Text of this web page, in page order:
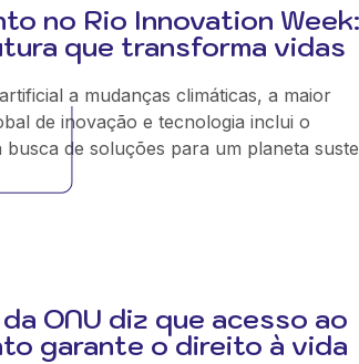
no Rio Innovation Week:
que transforma vidas
a mudanças climáticas, a maior
de inovação e tecnologia inclui o
busca de soluções para um planeta
ONU diz que acesso ao
garante o direito à vida